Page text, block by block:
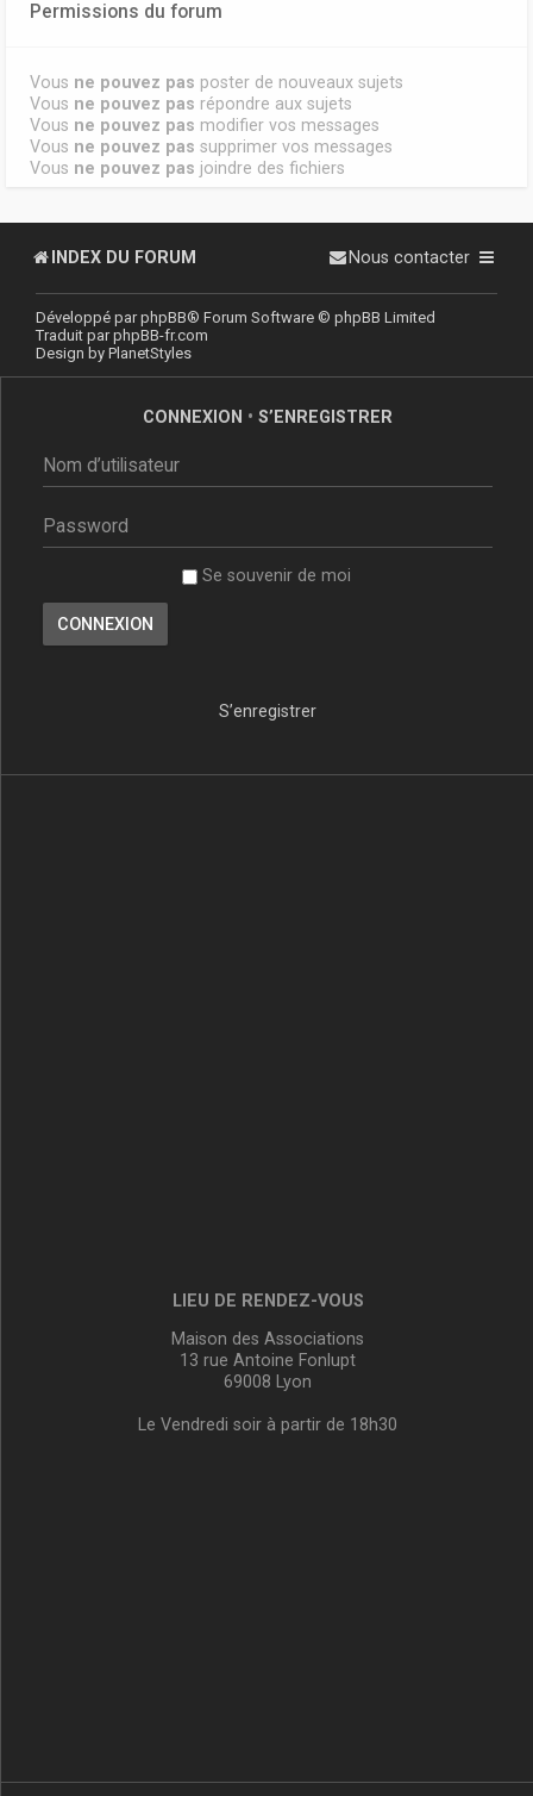
Permissions du forum
Vous ne pouvez pas poster de nouveaux sujets
Vous ne pouvez pas répondre aux sujets
Vous ne pouvez pas modifier vos messages
Vous ne pouvez pas supprimer vos messages
Vous ne pouvez pas joindre des fichiers
INDEX DU FORUM Nous contacter
Développé parphpBB® Forum Software © phpBB Limited
Traduit parphpBB-fr.com
Design by PlanetStyles
CONNEXION • S’ENREGISTRER
Se souvenir de moi
S’enregistrer
LIEU DE RENDEZ-VOUS
Maison des Associations
13 rue Antoine Fonlupt
69008 Lyon
Le Vendredi soir à partir de 18h30